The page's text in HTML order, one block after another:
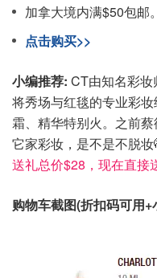
加拿大境内满$50包邮。
点击购买>>
小编推荐: CT由知名彩
将秀场与红毯的专业彩
霜、精华特别火。之前
它家彩妆，是不是不脱
送礼总价$28，现在直接
购物车截图(折扣码可用